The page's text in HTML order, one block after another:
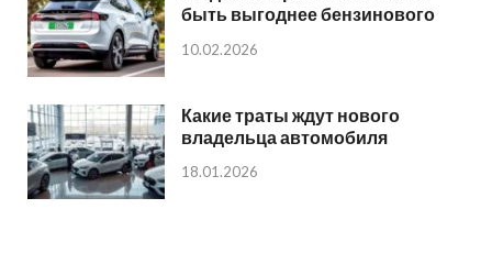
быть выгоднее бензинового
10.02.2026
Какие траты ждут нового
владельца автомобиля
18.01.2026